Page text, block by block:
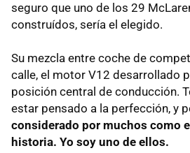
seguro que uno de los 29
construídos, sería el elegido.
Su mezcla entre coche de
calle, el motor V12 desarrollado
posición central de conducción.
estar pensado a la perfección, y
considerado por muchos como
historia. Yo soy uno de ellos.